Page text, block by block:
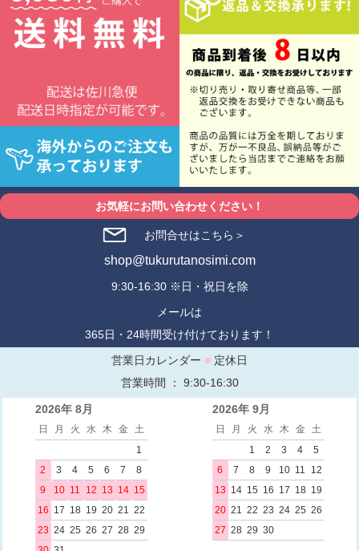
お気軽にお問い合わせください！
お問合せはこちら＞
shop@tukurutanosimi.com
9:30-16:30 ※日・祝日を除
メールは
365日・24時間受け付けております！
営業日カレンダー ■ 定休日
営業時間 ： 9:30-16:30
2026年 8月
日 月 火 水 木 金
土
1
2
3 4 5 6 7
8
9
10 11 12 13 14 15
16 17 18 19 20 21 22
23 24 25 26 27 28 29
2026年 9月
日 月 火 水 木 金
土
1
2 3 4
5
6
7 8 9 10 11
12
13 14 15 16 17 18 19
20 21 22 23 24 25 26
27 28 29 30